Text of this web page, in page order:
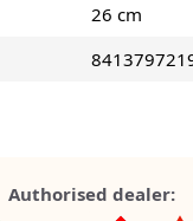
26 cm
Authorised dealer: